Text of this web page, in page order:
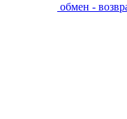
обмен -